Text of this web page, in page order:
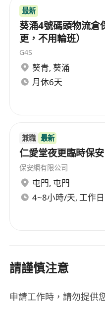
最新
葵涌4號碼頭物流倉
更，不用輪班）
G4S
葵青, 葵涌
月休6天
兼職 最新
仁愛堂夜更臨時保安
保安網有限公司
屯門, 屯門
4~8小時/天, 工作
請謹慎注意
申請工作時，請勿提供